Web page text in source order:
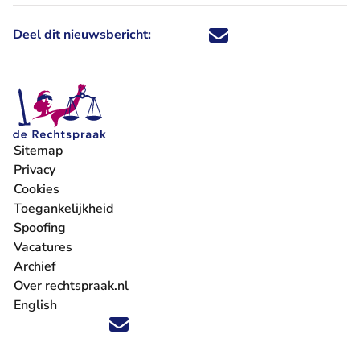
Deel dit nieuwsbericht: Deel dit nieuwsbericht via X -
Deel dit nieuwsbericht via
Deel dit nieuwsbericht
Deel dit
Volg ons op X (Twitter) - U verlaat Rechtspraak.nl
Volg ons op Facebook - U verlaat Rechtspraak.nl
Volg ons op Instagram - U verlaat Rechtspraak.nl
Volg ons op Youtube - U verlaat Rechtspraak.nl
Volg ons op LinkedIn - U verlaat
'Blijf op de hoogte' nieuwsbrief - U verlaat
Sitemap
Privacy
Cookies
Toegankelijkheid
Spoofing
Vacatures
- U verlaat Rechtspraak.nl
Archief
Over rechtspraak.nl
English